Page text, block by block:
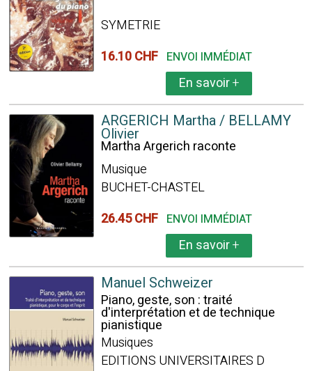
SYMETRIE
16.10 CHF ENVOI IMMÉDIAT
En savoir+
ARGERICH Martha / BELLAMY
Olivier
Martha Argerich raconte
Musique
BUCHET-CHASTEL
26.45 CHF ENVOI IMMÉDIAT
En savoir+
Manuel Schweizer
Piano, geste, son : traité
d'interprétation et de technique
pianistique
Musiques
EDITIONS UNIVERSITAIRES D